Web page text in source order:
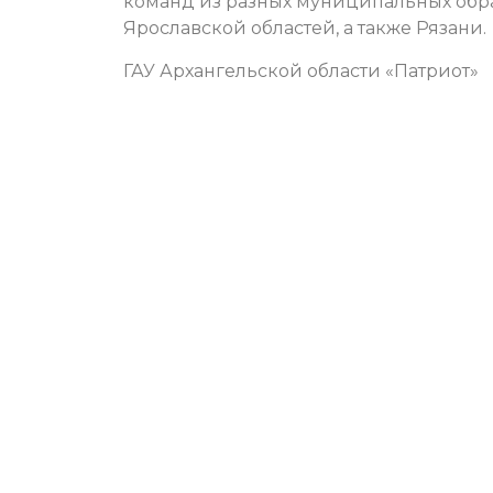
Ярославской областей, а также Рязани.
ГАУ Архангельской области «Патриот»